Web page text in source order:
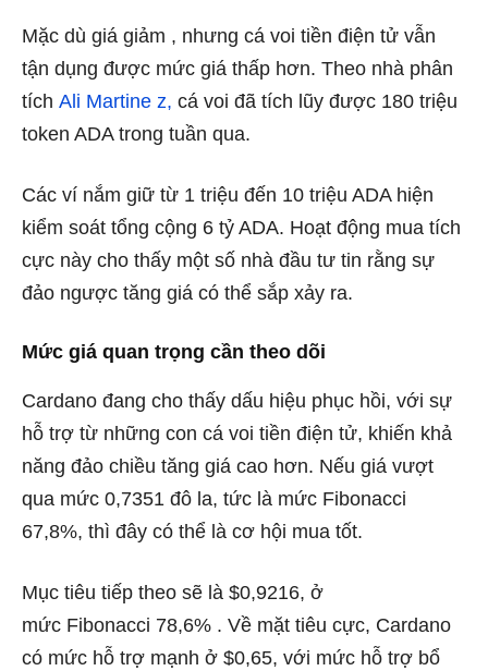
Mặc dù giá giảm , nhưng cá voi tiền điện tử vẫn
tận dụng được mức giá thấp hơn. Theo nhà phân
tích Ali Martine z, cá voi đã tích lũy được 180 triệu
token ADA trong tuần qua.
Các ví nắm giữ từ 1 triệu đến 10 triệu ADA hiện
kiểm soát tổng cộng 6 tỷ ADA. Hoạt động mua tích
cực này cho thấy một số nhà đầu tư tin rằng sự
đảo ngược tăng giá có thể sắp xảy ra.
Mức giá quan trọng cần theo dõi
Cardano đang cho thấy dấu hiệu phục hồi, với sự
hỗ trợ từ những con cá voi tiền điện tử, khiến khả
năng đảo chiều tăng giá cao hơn. Nếu giá vượt
qua mức 0,7351 đô la, tức là mức Fibonacci
67,8%, thì đây có thể là cơ hội mua tốt.
Mục tiêu tiếp theo sẽ là $0,9216, ở
mức Fibonacci 78,6% . Về mặt tiêu cực, Cardano
có mức hỗ trợ mạnh ở $0,65, với mức hỗ trợ bổ